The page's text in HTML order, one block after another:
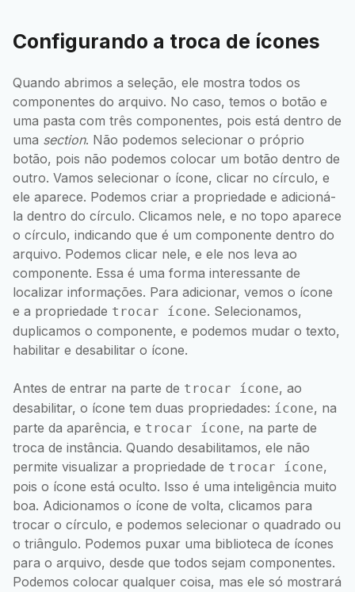
Configurando a troca de ícones
Quando abrimos a seleção, ele mostra todos os
componentes do arquivo. No caso, temos o botão e
uma pasta com três componentes, pois está dentro de
uma section. Não podemos selecionar o próprio
botão, pois não podemos colocar um botão dentro de
outro. Vamos selecionar o ícone, clicar no círculo, e
ele aparece. Podemos criar a propriedade e adicioná-
la dentro do círculo. Clicamos nele, e no topo aparece
o círculo, indicando que é um componente dentro do
arquivo. Podemos clicar nele, e ele nos leva ao
componente. Essa é uma forma interessante de
localizar informações. Para adicionar, vemos o ícone
e a propriedade trocar ícone. Selecionamos,
duplicamos o componente, e podemos mudar o texto,
habilitar e desabilitar o ícone.
Antes de entrar na parte de trocar ícone, ao
desabilitar, o ícone tem duas propriedades: ícone, na
parte da aparência, e trocar ícone, na parte de
troca de instância. Quando desabilitamos, ele não
permite visualizar a propriedade de trocar ícone,
pois o ícone está oculto. Isso é uma inteligência muito
boa. Adicionamos o ícone de volta, clicamos para
trocar o círculo, e podemos selecionar o quadrado ou
o triângulo. Podemos puxar uma biblioteca de ícones
para o arquivo, desde que todos sejam componentes.
Podemos colocar qualquer coisa, mas ele só mostrará